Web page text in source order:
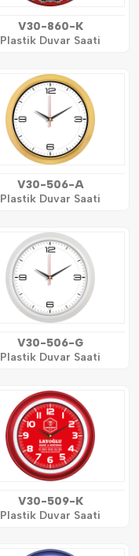
V30-860-K
Plastik Duvar Saati
V30-506-A
Plastik Duvar Saati
V30-506-G
Plastik Duvar Saati
V30-509-K
Plastik Duvar Saati